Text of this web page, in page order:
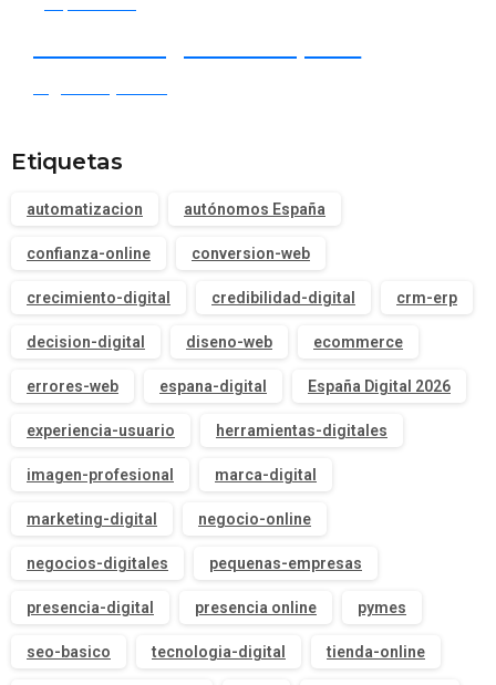
Etiquetas
automatizacion autónomos España
confianza-online conversion-web
crecimiento-digital credibilidad-digital crm-erp
decision-digital diseno-web ecommerce
errores-web espana-digital España Digital 2026
experiencia-usuario herramientas-digitales
imagen-profesional marca-digital
marketing-digital negocio-online
negocios-digitales pequenas-empresas
presencia-digital presencia online pymes
seo-basico tecnologia-digital tienda-online